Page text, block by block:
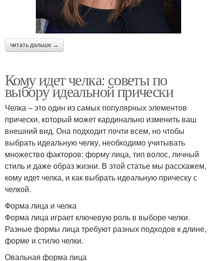
читать дальше →
Кому идет челка: советы по
выбору идеальной прически
Челка – это один из самых популярных элементов
прически, который может кардинально изменить ваш
внешний вид. Она подходит почти всем, но чтобы
выбрать идеальную челку, необходимо учитывать
множество факторов: форму лица, тип волос, личный
стиль и даже образ жизни. В этой статье мы расскажем,
кому идет челка, и как выбрать идеальную прическу с
челкой.
Форма лица и челка
Форма лица играет ключевую роль в выборе челки.
Разные формы лица требуют разных подходов к длине,
форме и стилю челки.
Овальная форма лица